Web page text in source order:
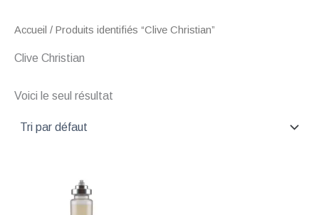
Accueil / Produits identifiés “Clive Christian”
Clive Christian
Voici le seul résultat